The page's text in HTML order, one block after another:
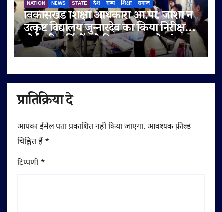
NATION NEWS STATE देश राज्य शिक्षा समाज
विकासखंड शिक्षा अधिकारी ओ.पी. जोशी ने
उत्कृष्ट विद्यालय जुन्नारदेव का किया निरीक्षण,
बोर्ड परीक्षार्थियों को दिए सफलता के मंत्र
प्रातिक्रिया दे
आपका ईमेल पता प्रकाशित नहीं किया जाएगा. आवश्यक फ़ील्ड
चिह्नित हैं *
टिप्पणी*